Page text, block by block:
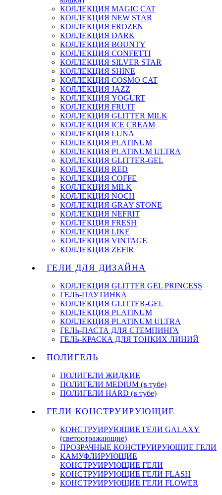
КОЛЛЕКЦИЯ MAGIC CAT
КОЛЛЕКЦИЯ NEW STAR
КОЛЛЕКЦИЯ FROZEN
КОЛЛЕКЦИЯ DARK
КОЛЛЕКЦИЯ BOUNTY
КОЛЛЕКЦИЯ CONFETTI
КОЛЛЕКЦИЯ SILVER STAR
КОЛЛЕКЦИЯ SHINE
КОЛЛЕКЦИЯ COSMO CAT
КОЛЛЕКЦИЯ JAZZ
КОЛЛЕКЦИЯ YOGURT
КОЛЛЕКЦИЯ FRUIT
КОЛЛЕКЦИЯ GLITTER MILK
КОЛЛЕКЦИЯ ICE CREAM
КОЛЛЕКЦИЯ LUNA
КОЛЛЕКЦИЯ PLATINUM
КОЛЛЕКЦИЯ PLATINUM ULTRA
КОЛЛЕКЦИЯ GLITTER-GEL
КОЛЛЕКЦИЯ RED
КОЛЛЕКЦИЯ COFFE
КОЛЛЕКЦИЯ MILK
КОЛЛЕКЦИЯ NOCH
КОЛЛЕКЦИЯ GRAY STONE
КОЛЛЕКЦИЯ NEFRIT
КОЛЛЕКЦИЯ FRESH
КОЛЛЕКЦИЯ LIKE
КОЛЛЕКЦИЯ VINTAGE
КОЛЛЕКЦИЯ ZEFIR
ГЕЛИ ДЛЯ ДИЗАЙНА
КОЛЛЕКЦИЯ GLITTER GEL PRINCESS
ГЕЛЬ-ПАУТИНКА
КОЛЛЕКЦИЯ GLITTER-GEL
КОЛЛЕКЦИЯ PLATINUM
КОЛЛЕКЦИЯ PLATINUM ULTRA
ГЕЛЬ-ПАСТА ДЛЯ СТЕМПИНГА
ГЕЛЬ-КРАСКА ДЛЯ ТОНКИХ ЛИНИЙ
ПОЛИГЕЛЬ
ПОЛИГЕЛИ ЖИДКИЕ
ПОЛИГЕЛИ MEDIUM (в тубе)
ПОЛИГЕЛИ HARD (в тубе)
ГЕЛИ КОНСТРУИРУЮЩИЕ
КОНСТРУИРУЮЩИЕ ГЕЛИ GALAXY
(светоотражающие)
ПРОЗРАЧНЫЕ КОНСТРУИРУЮЩИЕ ГЕЛИ
КАМУФЛИРУЮЩИЕ
КОНСТРУИРУЮЩИЕ ГЕЛИ
КОНСТРУИРУЮЩИЕ ГЕЛИ FLASH
КОНСТРУИРУЮЩИЕ ГЕЛИ FLOWER